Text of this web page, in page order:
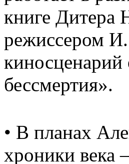
книге Дитера
режиссером
бессмертия».
• В планах
хроники века